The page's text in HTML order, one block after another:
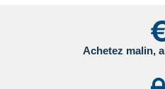
Achetez malin,